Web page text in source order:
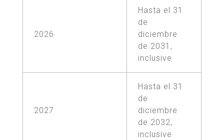
2026
Hasta el 31
de
diciembre
de 2031,
inclusive
2027
Hasta el 31
de
diciembre
de 2032,
inclusive